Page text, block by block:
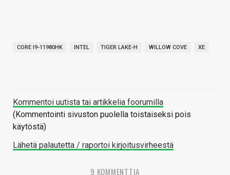
CORE I9-11980HK INTEL TIGER LAKE-H WILLOW COVE XE
Kommentoi uutista tai artikkelia foorumilla
(Kommentointi sivuston puolella toistaiseksi pois
käytöstä)
Lähetä palautetta / raportoi kirjoitusvirheestä
9 KOMMENTTIA